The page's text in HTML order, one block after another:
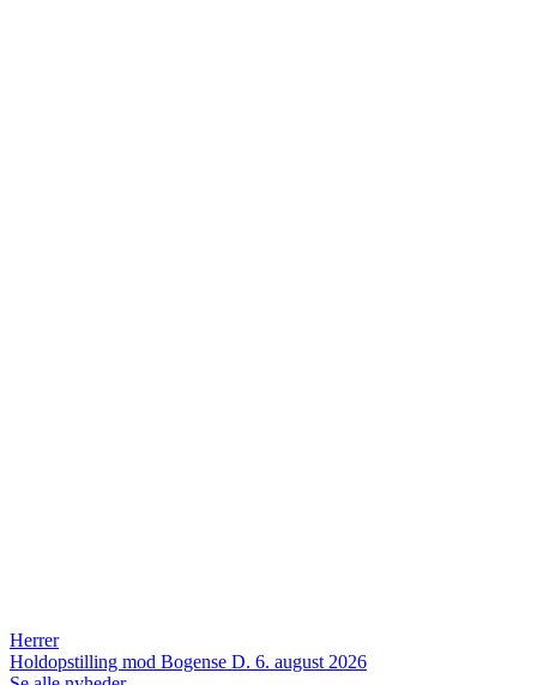
Herrer
Holdopstilling mod Bogense D. 6. august 2026